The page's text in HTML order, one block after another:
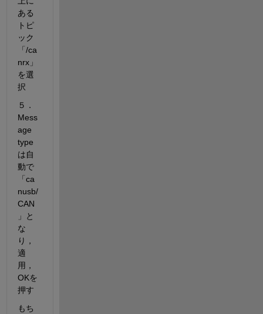
ある
トピ
ック
「/ca
nrx」
を選
択
５．
Mess
age
type
は自
動で
「ca
nusb/
CAN
」と
な
り，
適
用，
OKを
押す
もち